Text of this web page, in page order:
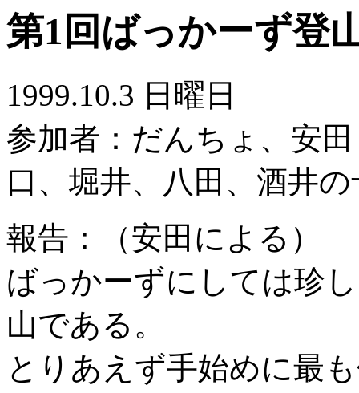
第1回ばっかーず登
1999.10.3 日曜日
参加者：だんちょ、安
口、堀井、八田、酒井
報告：（安田による）
ばっかーずにしては珍
山である。
とりあえず手始めに最